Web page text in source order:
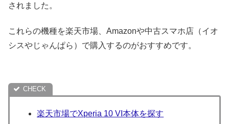
されました。
これらの機種を楽天市場、Amazonや中古スマホ店（イオ
シスやじゃんぱら）で購入するのがおすすめです。
楽天市場でXperia 10 VI本体を探す